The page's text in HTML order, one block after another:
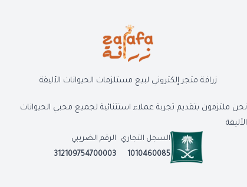
زرافة متجر إلكتروني لبيع مستلزمات الحيوانات الأليفة
نحن ملتزمون بتقديم تجربة عملاء استثنائية لجميع محبي الحيوانات
الأليفة
السجل التجاري
1010460085
الرقم الضريبي
312109754700003